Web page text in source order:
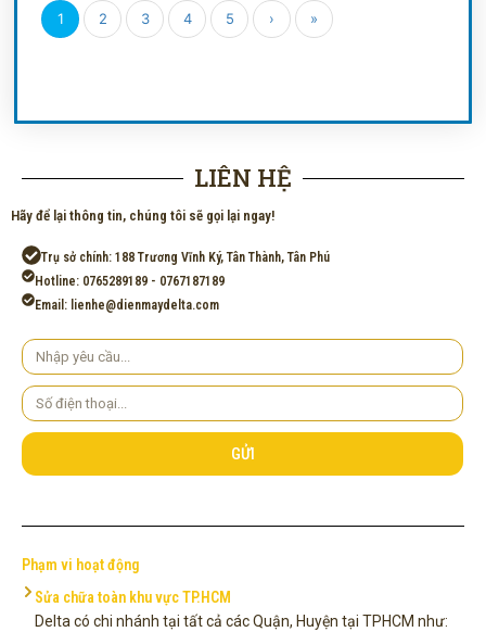
1 2 3 4 5 › »
LIÊN HỆ
Hãy để lại thông tin, chúng tôi sẽ gọi lại ngay!
Trụ sở chính: 188 Trương Vĩnh Ký, Tân Thành, Tân Phú
Hotline: 0765289189 - 0767187189
Email: lienhe@dienmaydelta.com
Yêu
cầu
Số
điện
thoại
GỬI
Phạm vi hoạt động
Sửa chữa toàn khu vực TP.HCM
Delta có chi nhánh tại tất cả các Quận, Huyện tại TPHCM như: